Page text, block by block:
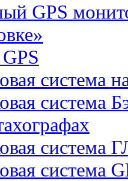
GPS
система
система
система